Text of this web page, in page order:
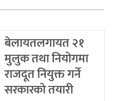
बेलायतलगायत २१
मुलुक तथा नियोगमा
राजदूत नियुक्त गर्ने
सरकारको तयारी